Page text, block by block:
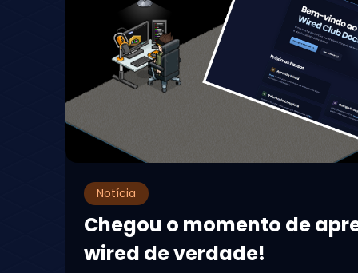
Notícia
Chegou o momento de
wired de verdade!